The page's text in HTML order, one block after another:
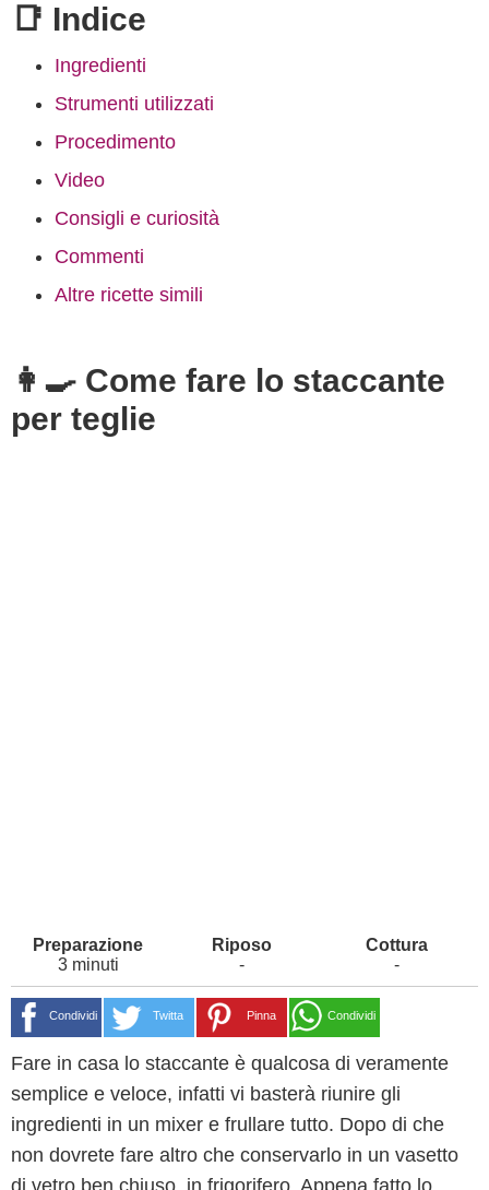
📑 Indice
Ingredienti
Strumenti utilizzati
Procedimento
Video
Consigli e curiosità
Commenti
Altre ricette simili
👩‍🍳 Come fare lo staccante
per teglie
3 minuti - -
Condividi Twitta Pinna Condividi
Fare in casa lo staccante è qualcosa di veramente
semplice e veloce, infatti vi basterà riunire gli
ingredienti in un mixer e frullare tutto. Dopo di che
non dovrete fare altro che conservarlo in un vasetto
di vetro ben chiuso, in frigorifero. Appena fatto lo